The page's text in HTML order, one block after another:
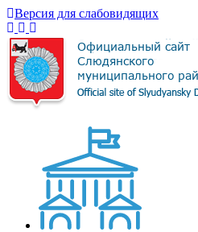
Версия для слабовидящих